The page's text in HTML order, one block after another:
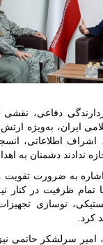
دفاعی،
ایران، به‌ویژه
اشراف اطلاعاتی،
ندادند دشمنان به
به ضرورت تقویت
تمام ظرفیت در کنار
نوسازی
کرد.
امیر سرلشکر حاتمی